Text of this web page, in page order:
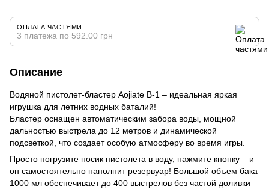
ОПЛАТА ЧАСТЯМИ
3 платежа по 592.00 грн
Описание
Водяной пистолет-бластер Aojiate B-1 – идеальная яркая
игрушка для летних водных баталий!
Бластер оснащен автоматическим забора воды, мощной
дальностью выстрела до 12 метров и динамической
подсветкой, что создает особую атмосферу во время игры.
Просто погрузите носик пистолета в воду, нажмите кнопку – и
он самостоятельно наполнит резервуар! Большой объем бака
1000 мл обеспечивает до 400 выстрелов без частой доливки